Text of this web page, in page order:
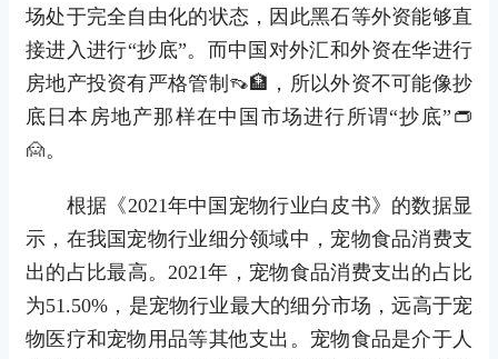
场处于完全自由化的状态，因此黑石等外资能够直
接进入进行“抄底”。而中国对外汇和外资在华进行
房地产投资有严格管制👡🏦，所以外资不可能像抄
底日本房地产那样在中国市场进行所谓“抄底”👝
🙍。
根据《2021年中国宠物行业白皮书》的数据显
示，在我国宠物行业细分领域中，宠物食品消费支
出的占比最高。2021年，宠物食品消费支出的占比
为51.50%，是宠物行业最大的细分市场，远高于宠
物医疗和宠物用品等其他支出。宠物食品是介于人